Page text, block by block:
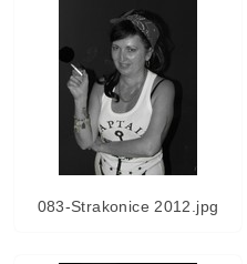
083-Strakonice 2012.jpg